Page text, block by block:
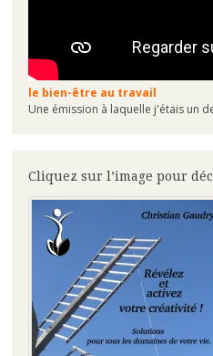
le bien-être au travail
Une émission à laquelle j'étais un
Cliquez sur l’image pour